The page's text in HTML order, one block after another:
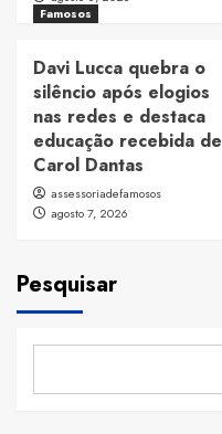
Famosos
Davi Lucca quebra o
silêncio após elogios
nas redes e destaca
educação recebida de
Carol Dantas
assessoriadefamosos
agosto 7, 2026
Pesquisar